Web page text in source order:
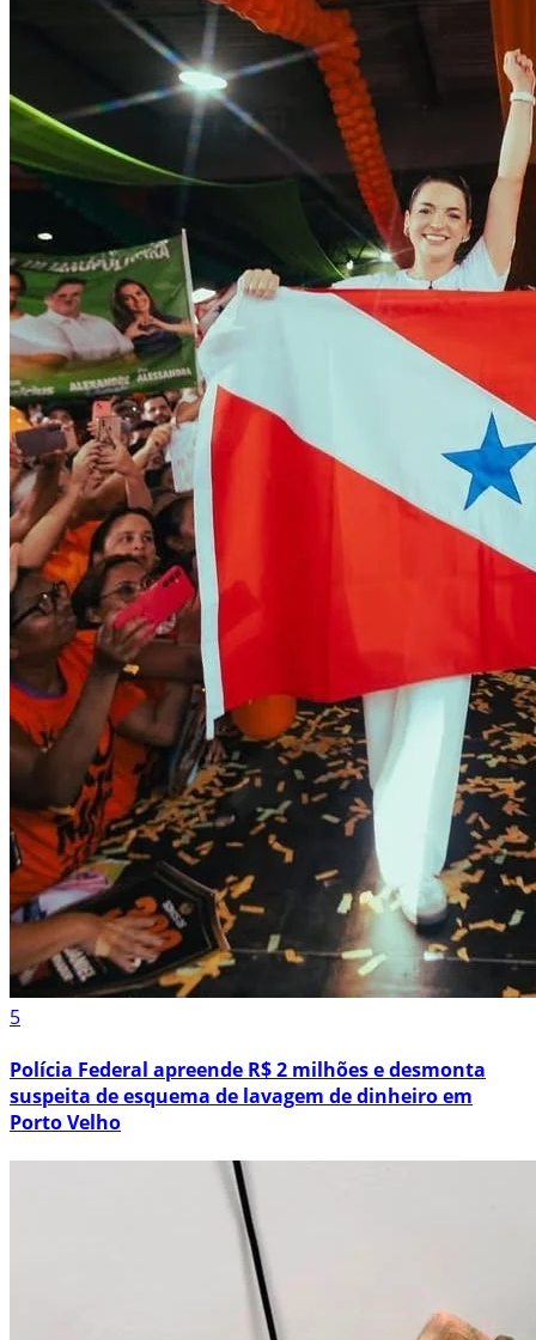
5
Polícia Federal apreende R$ 2 milhões e desmonta
suspeita de esquema de lavagem de dinheiro em
Porto Velho